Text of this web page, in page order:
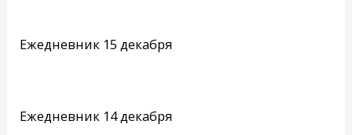
Ежедневник 15 декабря
Ежедневник 14 декабря